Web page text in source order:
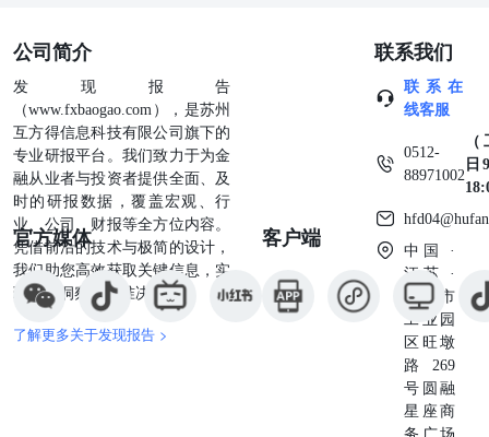
公司简介
发现报告
（www.fxbaogao.com），是苏州
互方得信息科技有限公司旗下的
专业研报平台。我们致力于为金
融从业者与投资者提供全面、及
时的研报数据，覆盖宏观、行
业、公司、财报等全方位内容。
凭借前沿的技术与极简的设计，
我们助您高效获取关键信息，实
现深度洞察与精准决策。
了解更多关于发现报告 >
官方媒体 客户端
联系我们
联系在
线客服
0512-
88971002
日
中国 ·
江苏 ·
苏州市
工业园
区旺墩
路269
号圆融
星座商